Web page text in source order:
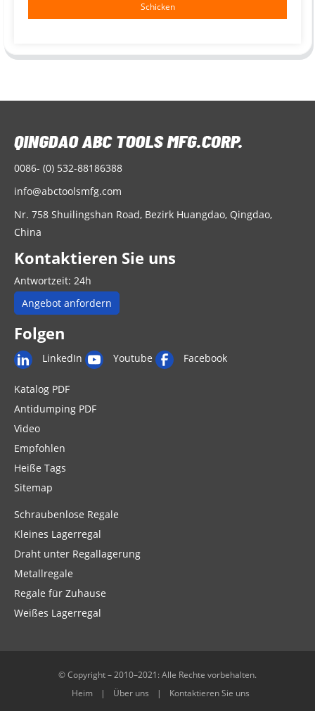
Schicken
0086- (0) 532-88186388
info@abctoolsmfg.com
Nr. 758 Shuilingshan Road, Bezirk Huangdao, Qingdao,
China
Kontaktieren Sie uns
Antwortzeit: 24h
Angebot anfordern
Folgen
LinkedIn Youtube Facebook
Katalog PDF
Antidumping PDF
Video
Empfohlen
Heiße Tags
Sitemap
Schraubenlose Regale
Kleines Lagerregal
Draht unter Regallagerung
Metallregale
Regale für Zuhause
Weißes Lagerregal
© Copyright – 2010–2021: Alle Rechte vorbehalten.
Heim
Über uns Kontaktieren Sie uns